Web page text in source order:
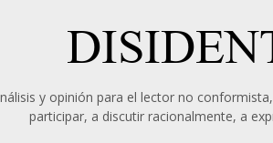
y opinión para el lector no
participar, a discutir racionalmente, a